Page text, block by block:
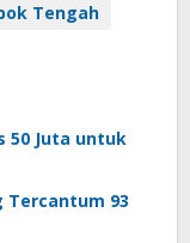
Tengah
50 Juta untuk
Tercantum 93